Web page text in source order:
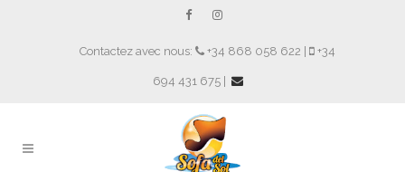
Contactez avec nous: +34 868 058 622 | +34
694 431 675 |